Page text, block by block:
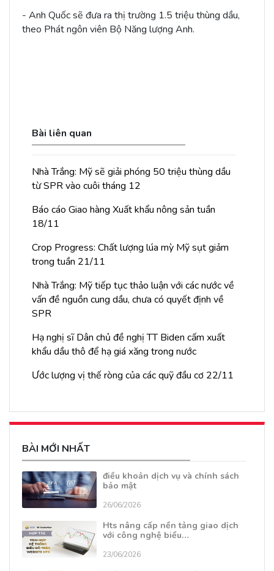
- Anh Quốc sẽ đưa ra thị trường 1.5 triệu thùng dầu,
theo Phát ngôn viên Bộ Năng lượng Anh.
Bài liên quan
Nhà Trắng: Mỹ sẽ giải phóng 50 triệu thùng dầu
từ SPR vào cuôi tháng 12
Báo cáo Giao hàng Xuất khẩu nông sản tuần
18/11
Crop Progress: Chất lượng lúa mỳ Mỹ sụt giảm
trong tuần 21/11
Nhà Trắng: Mỹ tiếp tục thảo luận với các nước về
vấn đề nguồn cung dầu, chưa có quyết định về
SPR
Hạ nghị sĩ Dân chủ đề nghị TT Biden cấm xuất
khẩu dầu thô để hạ giá xăng trong nước
Ước lượng vị thế ròng của các quỹ đầu cơ 22/11
BÀI MỚI NHẤT
điều khoản dịch vụ và chính sách
bảo mật
26/06/2026
Hts nâng cấp nền tảng giao dịch
với công nghệ biểu…
23/06/2026